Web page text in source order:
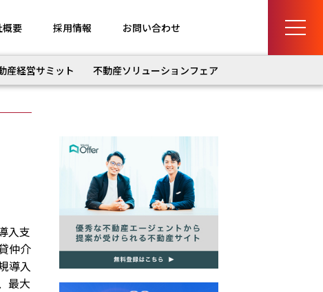
概要 採用情報 お問い合わせ
産経営サミット 不動産ソリューションフェア
入支
仲介
導入
最大